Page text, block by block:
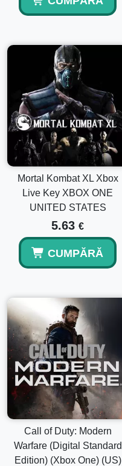
Mortal Kombat XL Xbox
Live Key XBOX ONE
UNITED STATES
5.63 €
CUMPĂRĂ
Call of Duty: Modern
Warfare (Digital Standard
Edition) (Xbox One) (US)